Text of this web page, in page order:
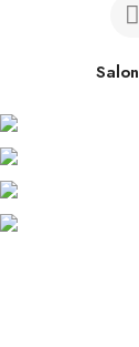
Salon